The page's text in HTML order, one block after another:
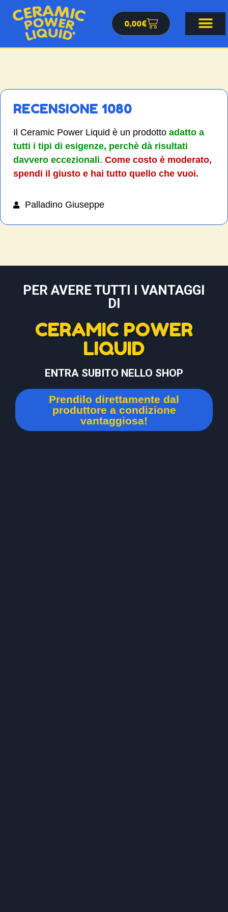
0,00€
RECENSIONE 1080
Il Ceramic Power Liquid è un prodotto adatto a
tutti i tipi di esigenze, perchè dà risultati
davvero eccezionali. Come costo è moderato,
spendi il giusto e hai tutto quello che vuoi.
Palladino Giuseppe
PER AVERE TUTTI I VANTAGGI
DI
CERAMIC POWER
LIQUID
ENTRA SUBITO NELLO SHOP
Prendilo direttamente dal
produttore a condizione
vantaggiosa!